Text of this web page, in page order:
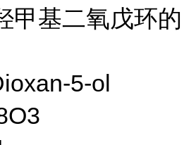
甲基二氧戊环的
5-ol